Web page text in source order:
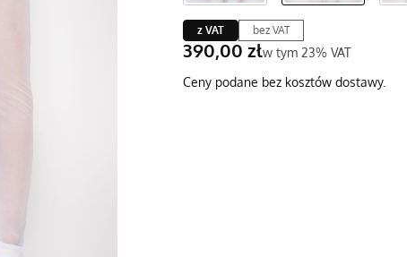
z VAT bez VAT
Cena
390,00 złw tym 23% VAT
w tym 23% VAT
Ceny podane bez kosztów dostawy.